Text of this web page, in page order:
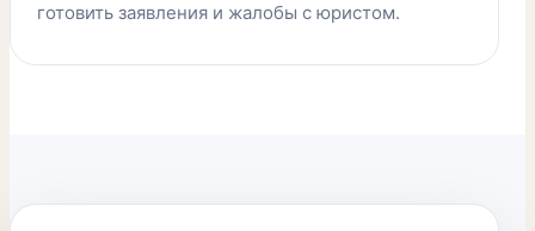
готовить заявления и жалобы с юристом.